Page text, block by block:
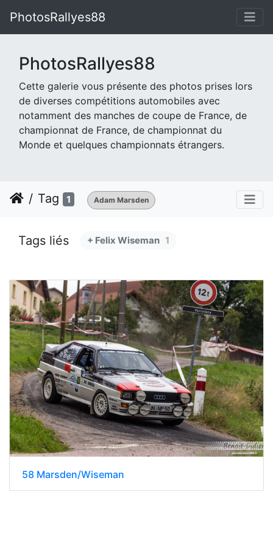
PhotosRallyes88
PhotosRallyes88
Cette galerie vous présente des photos prises lors
de diverses compétitions automobiles avec
notamment des manches de coupe de France, de
championnat de France, de championnat du
Monde et quelques championnats étrangers.
Tag 1 Adam Marsden
Tags liés + Felix Wiseman 1
58 Marsden/Wiseman